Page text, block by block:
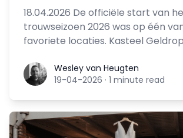
18.04.2026 De officiële start van
trouwseizoen 2026 was op één
favoriete locaties. Kasteel Geldrop
Wesley van Heugten
Wesley van Heugten
19-04-2026 · 1 minute read